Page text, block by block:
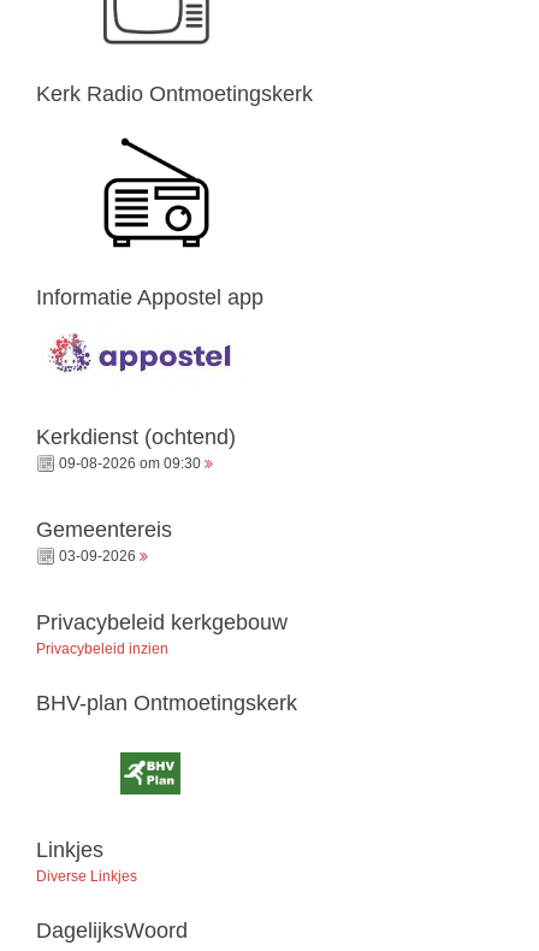
Kerk Radio Ontmoetingskerk
Informatie Appostel app
Kerkdienst (ochtend)
09-08-2026 om 09:30
Gemeentereis
03-09-2026
Privacybeleid kerkgebouw
Privacybeleid inzien
BHV-plan Ontmoetingskerk
Linkjes
Diverse Linkjes
DagelijksWoord